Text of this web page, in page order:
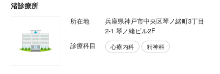
渚診療所
所在地
兵庫県神戸市中央区琴ノ緒町3丁目
2-1 琴ノ緒ビル2F
診療科目
心療内科 精神科